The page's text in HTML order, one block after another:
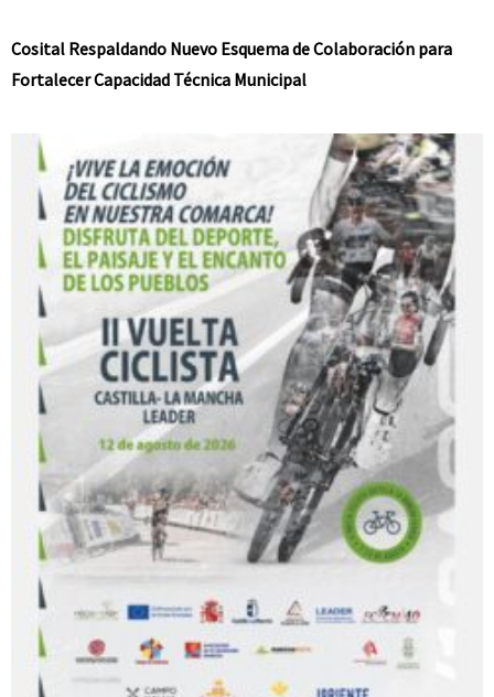
Cosital Respaldando Nuevo Esquema de Colaboración para
Fortalecer Capacidad Técnica Municipal